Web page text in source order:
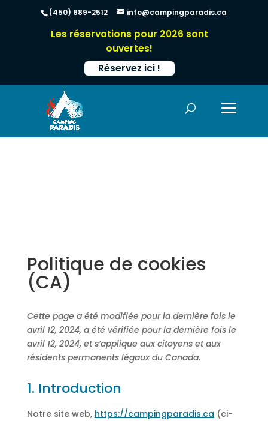
(450) 889-2512 info@campingparadis.ca
Les réservations pour 2026 sont
ouvertes!
Réservez ici !
Politique de cookies
(CA)
Cette page a été modifiée pour la dernière fois le
avril 12, 2024, a été vérifiée pour la dernière fois le
avril 12, 2024, et s’applique aux citoyens et aux
résidents permanents légaux du Canada.
1. Introduction
Notre site web, https://campingparadis.ca (ci-